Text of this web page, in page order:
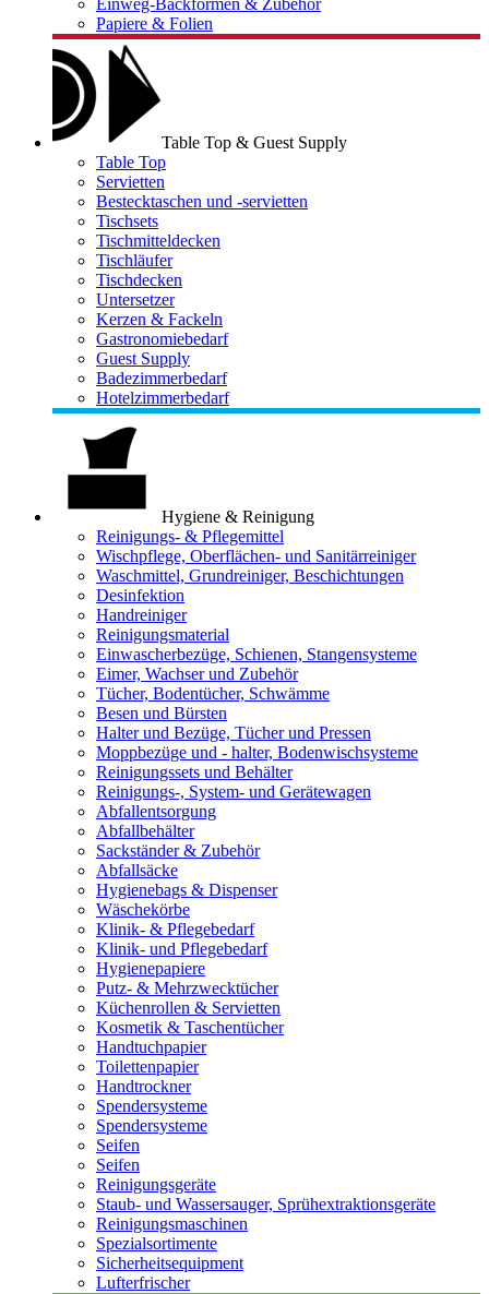
Einweg-Backformen & Zubehör
Papiere & Folien
Table Top & Guest Supply
Table Top
Servietten
Bestecktaschen und -servietten
Tischsets
Tischmitteldecken
Tischläufer
Tischdecken
Untersetzer
Kerzen & Fackeln
Gastronomiebedarf
Guest Supply
Badezimmerbedarf
Hotelzimmerbedarf
Hygiene & Reinigung
Reinigungs- & Pflegemittel
Wischpflege, Oberflächen- und Sanitärreiniger
Waschmittel, Grundreiniger, Beschichtungen
Desinfektion
Handreiniger
Reinigungsmaterial
Einwascherbezüge, Schienen, Stangensysteme
Eimer, Wachser und Zubehör
Tücher, Bodentücher, Schwämme
Besen und Bürsten
Halter und Bezüge, Tücher und Pressen
Moppbezüge und - halter, Bodenwischsysteme
Reinigungssets und Behälter
Reinigungs-, System- und Gerätewagen
Abfallentsorgung
Abfallbehälter
Sackständer & Zubehör
Abfallsäcke
Hygienebags & Dispenser
Wäschekörbe
Klinik- & Pflegebedarf
Klinik- und Pflegebedarf
Hygienepapiere
Putz- & Mehrzwecktücher
Küchenrollen & Servietten
Kosmetik & Taschentücher
Handtuchpapier
Toilettenpapier
Handtrockner
Spendersysteme
Spendersysteme
Seifen
Seifen
Reinigungsgeräte
Staub- und Wassersauger, Sprühextraktionsgeräte
Reinigungsmaschinen
Spezialsortimente
Sicherheitsequipment
Lufterfrischer